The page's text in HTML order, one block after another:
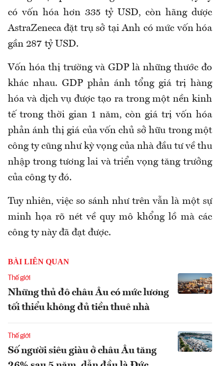
có vốn hóa hơn 335 tỷ USD, còn hãng dược
AstraZeneca đặt trụ sở tại Anh có mức vốn hóa
gần 287 tỷ USD.
Vốn hóa thị trường và GDP là những thước đo
khác nhau. GDP phản ánh tổng giá trị hàng
hóa và dịch vụ được tạo ra trong một nền kinh
tế trong thời gian 1 năm, còn giá trị vốn hóa
phản ánh thị giá của vốn chủ sở hữu trong một
công ty cũng như kỳ vọng của nhà đầu tư về thu
nhập trong tương lai và triển vọng tăng trưởng
của công ty đó.
Tuy nhiên, việc so sánh như trên vẫn là một sự
minh họa rõ nét về quy mô khổng lồ mà các
công ty này đã đạt được.
BÀI LIÊN QUAN
Thế giới
Những thủ đô châu Âu có mức lương
tối thiểu không đủ tiền thuê nhà
Thế giới
Số người siêu giàu ở châu Âu tăng